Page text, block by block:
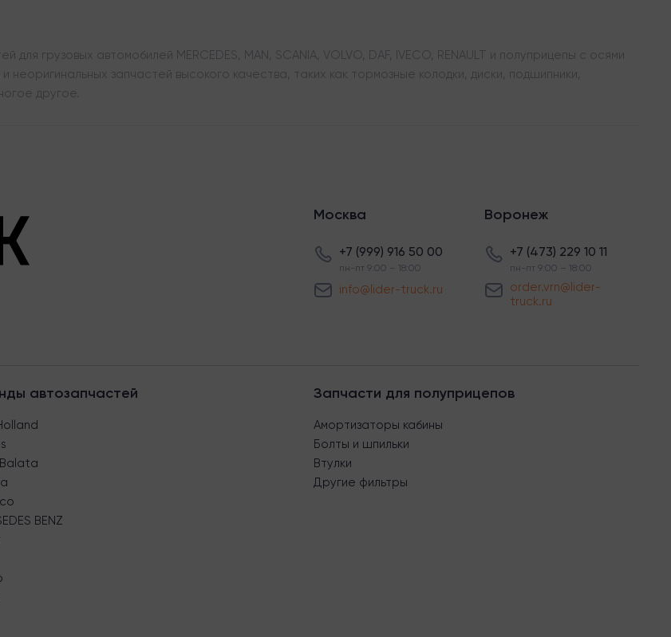
грузовых автомобилей MERCEDES, MAN, SCANIA, VOLVO, DAF, IVECO, RENAULT и полуприцепы с осями
запчастей высокого качества, таких как тормозные колодки, диски, подшипники,
другое.
Москва
+7 (999) 916 50 00
пн-пт 9:00 – 18:00
info@lider-truck.ru
Воронеж
+7 (473) 229 10 11
пн-пт 9:00 – 18:00
order.vrn@lider-
truck.ru
автозапчастей
BENZ
Запчасти для полуприцепов
Амортизаторы кабины
Болты и шпильки
Втулки
Другие фильтры